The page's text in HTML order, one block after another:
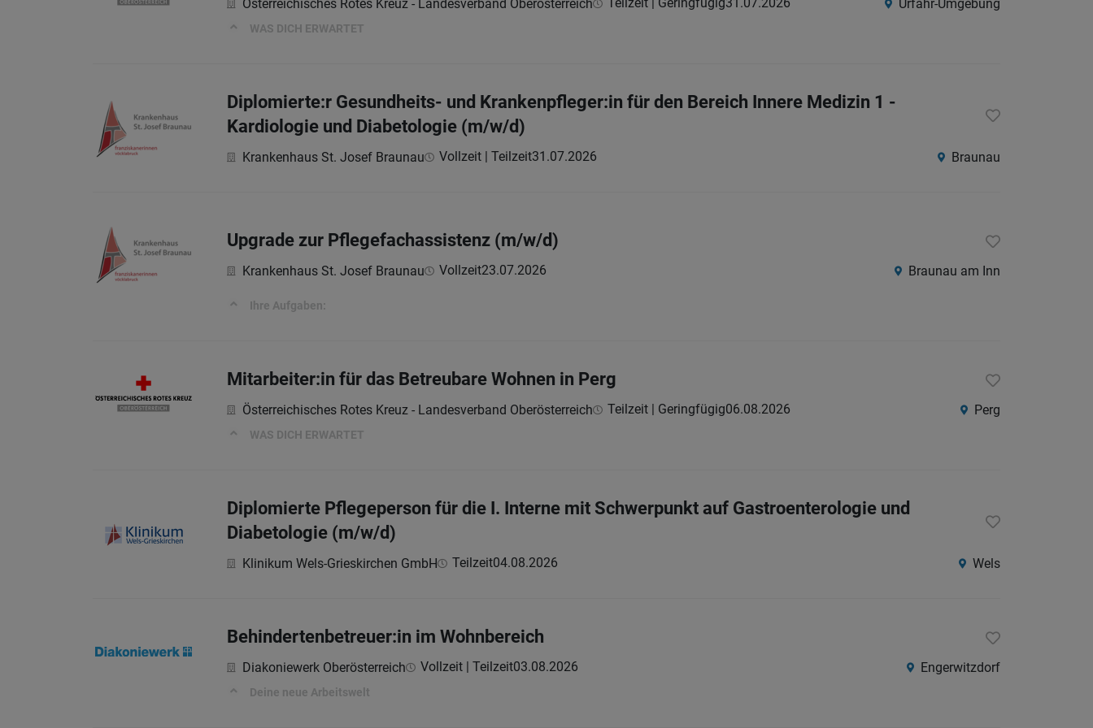
Österreichisches Rotes Kreuz - Landesverband Oberösterreich Urfahr-Umgebung
WAS DICH ERWARTET
Diplomierte:r Gesundheits- und Krankenpfleger:in für den Bereich Innere Medizin 1 -
Kardiologie und Diabetologie (m/w/d)
Krankenhaus St. Josef Braunau Vollzeit | Teilzeit31.07.2026 Braunau
Upgrade zur Pflegefachassistenz (m/w/d)
Krankenhaus St. Josef Braunau Vollzeit23.07.2026 Braunau am Inn
Ihre Aufgaben:
Mitarbeiter:in für das Betreubare Wohnen in Perg
Österreichisches Rotes Kreuz - Landesverband Oberösterreich Teilzeit | Geringfügig06.08.2026 Perg
WAS DICH ERWARTET
Diplomierte Pflegeperson für die I. Interne mit Schwerpunkt auf Gastroenterologie und
Diabetologie (m/w/d)
Klinikum Wels-Grieskirchen GmbH Teilzeit04.08.2026 Wels
Behindertenbetreuer:in im Wohnbereich
Diakoniewerk Oberösterreich Vollzeit | Teilzeit03.08.2026 Engerwitzdorf
Deine neue Arbeitswelt